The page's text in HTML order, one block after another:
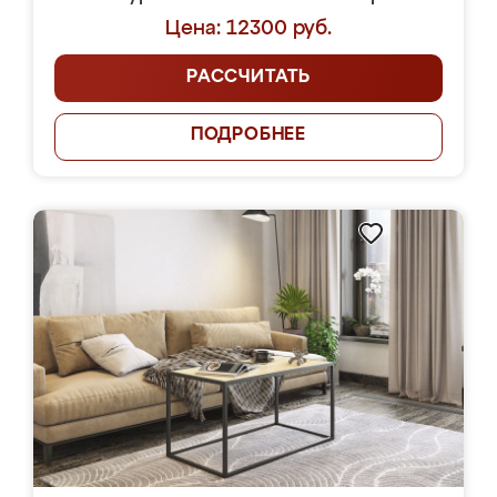
Цена: 12300 руб.
РАССЧИТАТЬ
ПОДРОБНЕЕ